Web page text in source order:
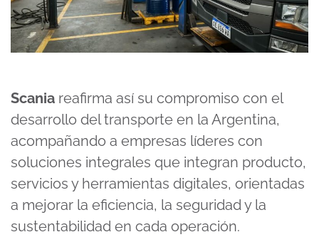
Scania reafirma así su compromiso con el
desarrollo del transporte en la Argentina,
acompañando a empresas líderes con
soluciones integrales que integran producto,
servicios y herramientas digitales, orientadas
a mejorar la eficiencia, la seguridad y la
sustentabilidad en cada operación.